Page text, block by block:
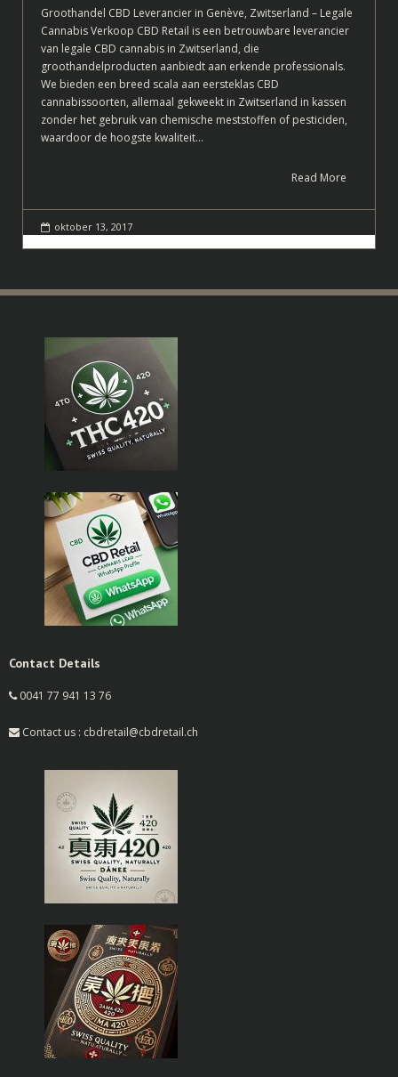
Groothandel CBD Leverancier in Genève, Zwitserland – Legale
Cannabis Verkoop CBD Retail is een betrouwbare leverancier
van legale CBD cannabis in Zwitserland, die
groothandelproducten aanbiedt aan erkende professionals.
We bieden een breed scala aan eersteklas CBD
cannabissoorten, allemaal gekweekt in Zwitserland in kassen
zonder het gebruik van chemische meststoffen of pesticiden,
waardoor de hoogste kwaliteit…
Read More
oktober 13, 2017
Contact Details
0041 77 941 13 76
Contact us : cbdretail@cbdretail.ch